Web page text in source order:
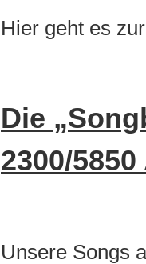
Hier geht es
Die
2300/
Unsere Songs